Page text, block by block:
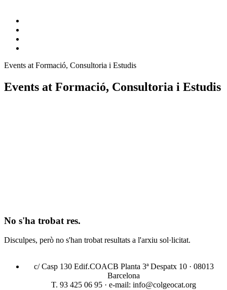
Events at Formació, Consultoria i Estudis
Events at Formació, Consultoria i Estudis
No s'ha trobat res.
Disculpes, però no s'han trobat resultats a l'arxiu sol·licitat.
c/ Casp 130 Edif.COACB Planta 3ª Despatx 10 · 08013
Barcelona
T. 93 425 06 95 · e-mail: info@colgeocat.org